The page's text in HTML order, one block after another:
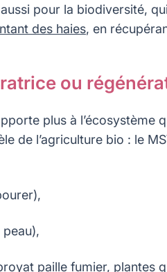
pour la biodiversité,
des haies, en
ou
plus à l’écosystème
de l’agriculture bio : le
paille fumier, plantes